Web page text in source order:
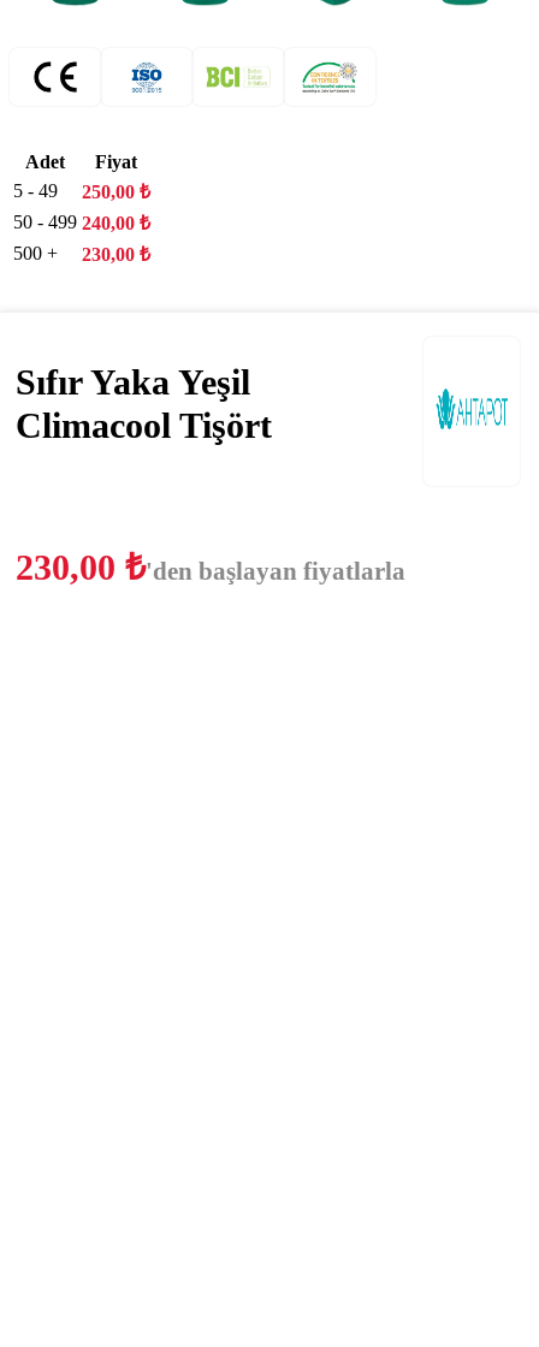
Adet
Fiyat
5 - 49
250,00 ₺
50 - 499 240,00 ₺
500 +
230,00 ₺
Sıfır Yaka Yeşil
Climacool Tişört
230,00 ₺'den başlayan fiyatlarla